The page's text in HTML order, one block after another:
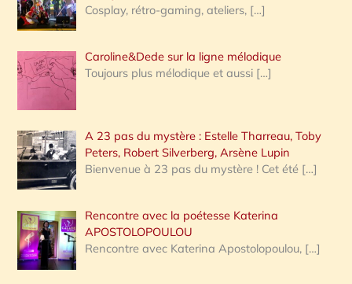
Cosplay, rétro-gaming, ateliers, […]
Caroline&Dede sur la ligne mélodique
Toujours plus mélodique et aussi […]
A 23 pas du mystère : Estelle Tharreau, Toby
Peters, Robert Silverberg, Arsène Lupin
Bienvenue à 23 pas du mystère ! Cet été […]
Rencontre avec la poétesse Katerina
APOSTOLOPOULOU
Rencontre avec Katerina Apostolopoulou, […]